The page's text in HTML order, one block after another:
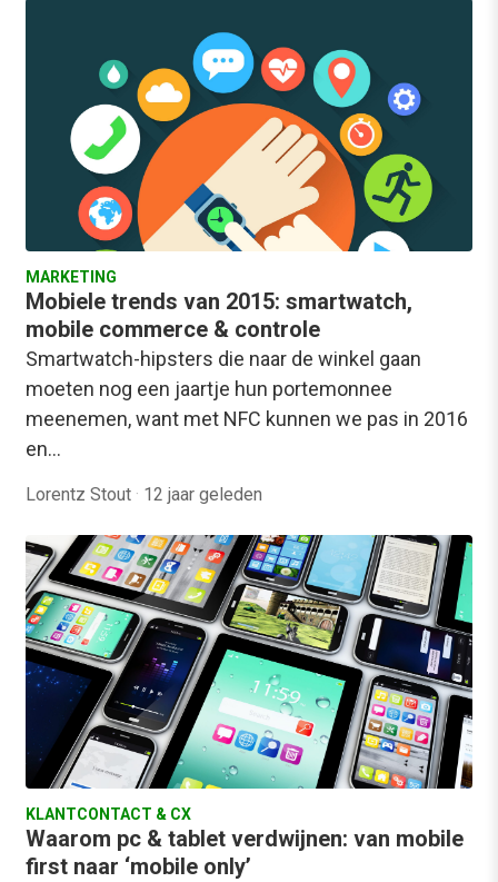
MARKETING
Mobiele trends van 2015: smartwatch,
mobile commerce & controle
Smartwatch-hipsters die naar de winkel gaan
moeten nog een jaartje hun portemonnee
meenemen, want met NFC kunnen we pas in 2016
en…
Lorentz Stout · 12 jaar geleden
KLANTCONTACT & CX
Waarom pc & tablet verdwijnen: van mobile
first naar ‘mobile only’